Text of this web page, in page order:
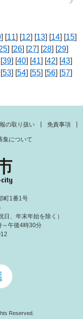
] [11] [12] [13] [14] [15]
] [26] [27] [28] [29]
39] [40] [41] [42] [43]
53] [54] [55] [56] [57]
の取り扱い 免責事項
集について
町1番1号
、年末年始を除く）
午後4時30分
Reserved.